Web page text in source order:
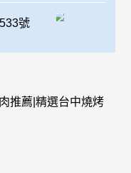
號
推薦|精選台中燒烤